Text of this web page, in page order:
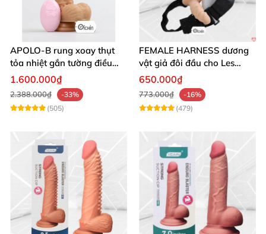
APOLO-B rung xoay thụt
tỏa nhiệt gắn tường điều
khiển từ xa đa chế độ
1.600.000₫
2.388.000₫
-33%
(505)
FEMALE HARNESS dương
vật giả đôi đầu cho Les
massage cực sướng
650.000₫
773.000₫
-16%
(479)